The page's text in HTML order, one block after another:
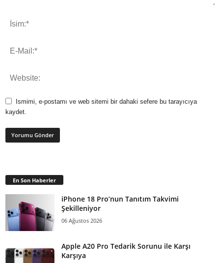
Ismimi, e-postamı ve web sitemi bir dahaki sefere bu tarayıcıya
kaydet.
En Son Haberler
iPhone 18 Pro’nun Tanıtım Takvimi
Şekilleniyor
06 Ağustos 2026
Apple A20 Pro Tedarik Sorunu ile Karşı
Karşıya